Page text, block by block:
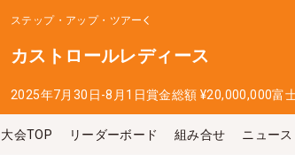
ステップ・アップ・ツアー
カストロールレディース
2025年7月30日-8月1日賞金総額 ¥20,000,000富
大会TOP リーダーボード 組み合せ ニュース